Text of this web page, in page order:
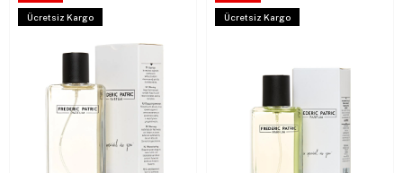
Ücretsiz Kargo Ücretsiz Kargo